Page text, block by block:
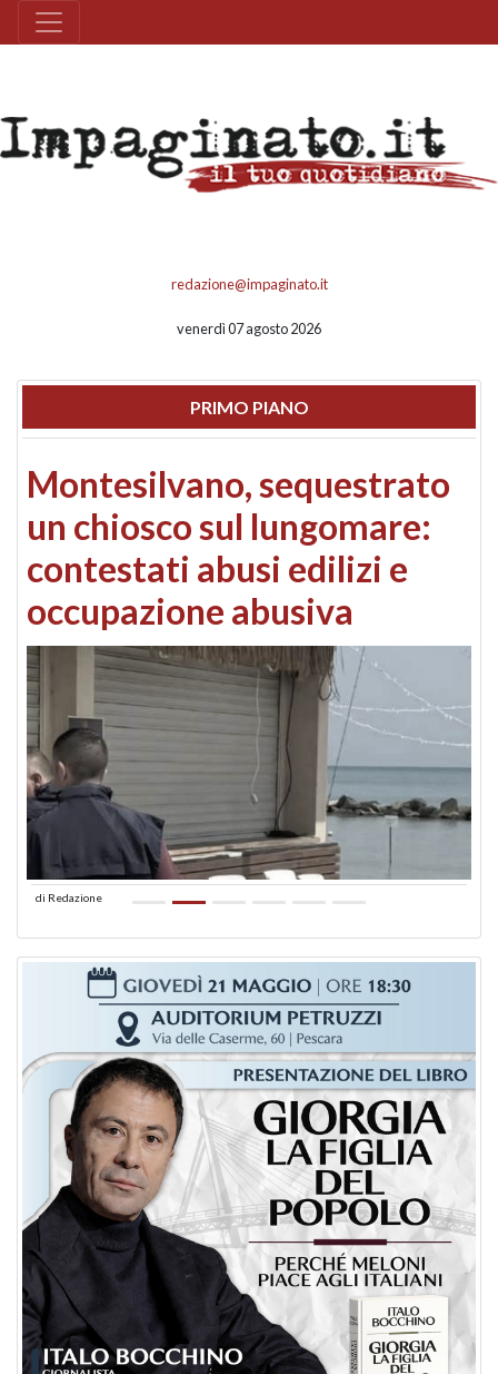
redazione@impaginato.it
venerdì 07 agosto 2026
PRIMO PIANO
Montesilvano, sequestrato
un chiosco sul lungomare:
contestati abusi edilizi e
occupazione abusiva
di Redazione